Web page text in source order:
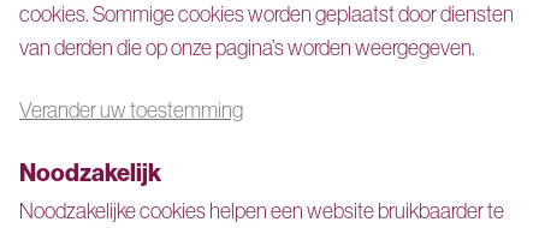
cookies. Sommige cookies worden geplaatst door diensten
van derden die op onze pagina’s worden weergegeven.
Verander uw toestemming
Noodzakelijk
Noodzakelijke cookies helpen een website bruikbaarder te